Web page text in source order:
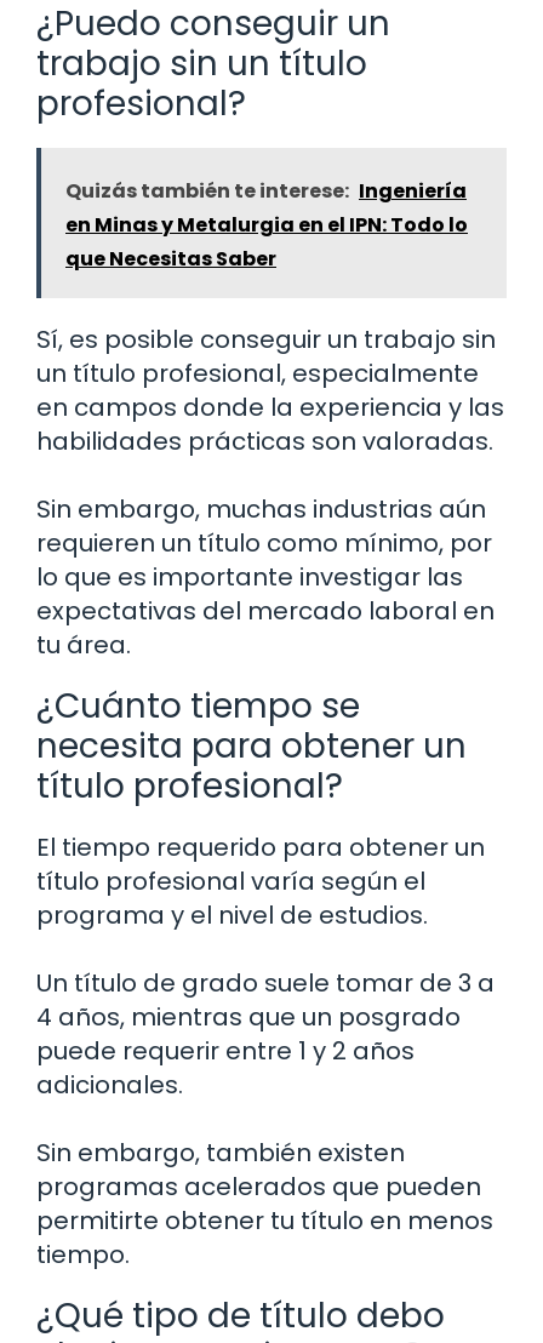
¿Puedo conseguir un
trabajo sin un título
profesional?
Quizás también te interese: Ingeniería
en Minas y Metalurgia en el IPN: Todo lo
que Necesitas Saber
Sí, es posible conseguir un trabajo sin
un título profesional, especialmente
en campos donde la experiencia y las
habilidades prácticas son valoradas.
Sin embargo, muchas industrias aún
requieren un título como mínimo, por
lo que es importante investigar las
expectativas del mercado laboral en
tu área.
¿Cuánto tiempo se
necesita para obtener un
título profesional?
El tiempo requerido para obtener un
título profesional varía según el
programa y el nivel de estudios.
Un título de grado suele tomar de 3 a
4 años, mientras que un posgrado
puede requerir entre 1 y 2 años
adicionales.
Sin embargo, también existen
programas acelerados que pueden
permitirte obtener tu título en menos
tiempo.
¿Qué tipo de título debo